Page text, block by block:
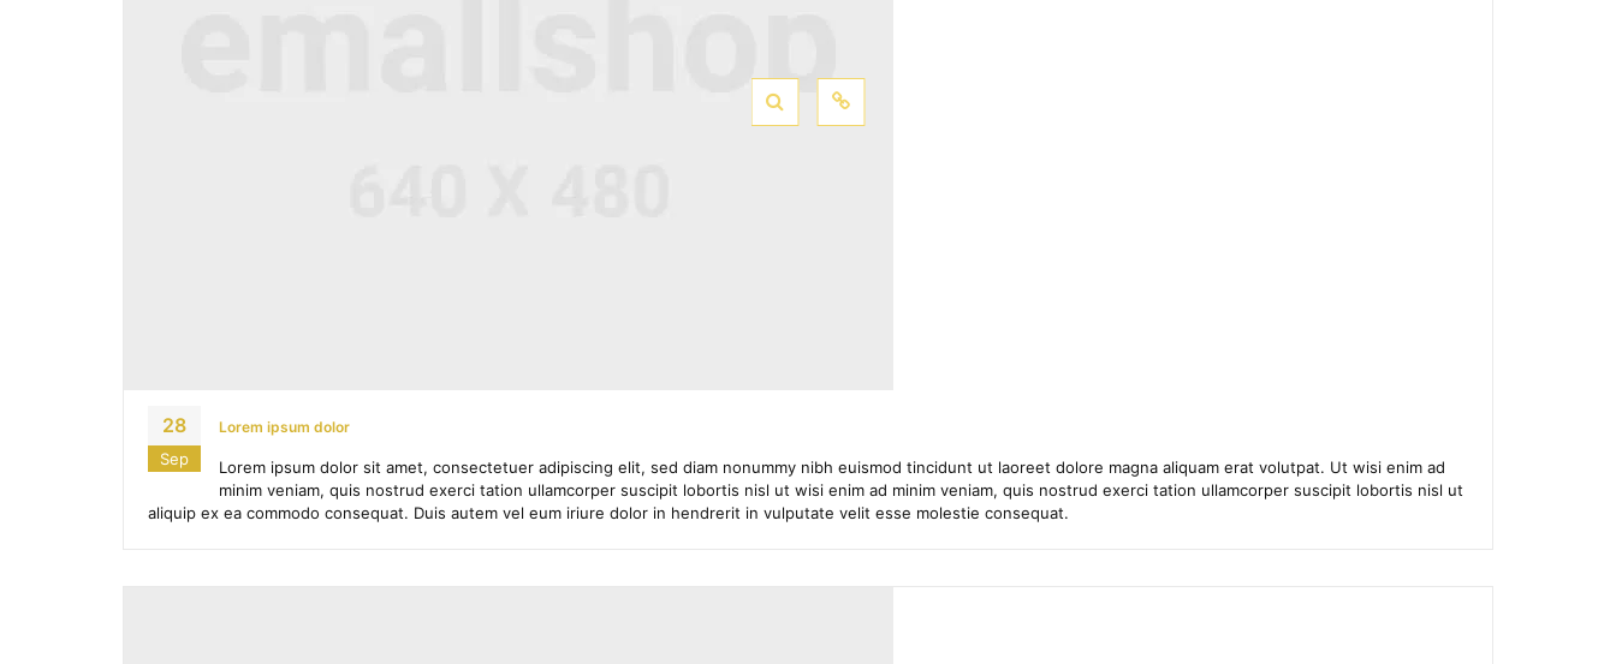
28
Sep
Lorem ipsum dolor
Lorem ipsum dolor sit amet, consectetuer adipiscing elit, sed diam nonummy nibh euismod tincidunt ut laoreet dolore magna aliquam erat volutpat. Ut wisi enim ad
minim veniam, quis nostrud exerci tation ullamcorper suscipit lobortis nisl ut wisi enim ad minim veniam, quis nostrud exerci tation ullamcorper suscipit lobortis nisl ut
aliquip ex ea commodo consequat. Duis autem vel eum iriure dolor in hendrerit in vulputate velit esse molestie consequat.